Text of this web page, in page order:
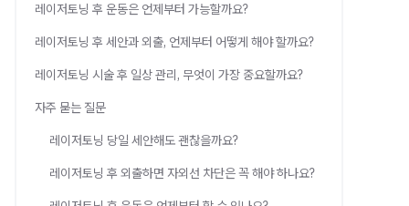
레이저토닝 후 운동은 언제부터 가능할까요?
레이저토닝 후 세안과 외출, 언제부터 어떻게 해야 할까요?
레이저토닝 시술 후 일상 관리, 무엇이 가장 중요할까요?
자주 묻는 질문
레이저토닝 당일 세안해도 괜찮을까요?
레이저토닝 후 외출하면 자외선 차단은 꼭 해야 하나요?